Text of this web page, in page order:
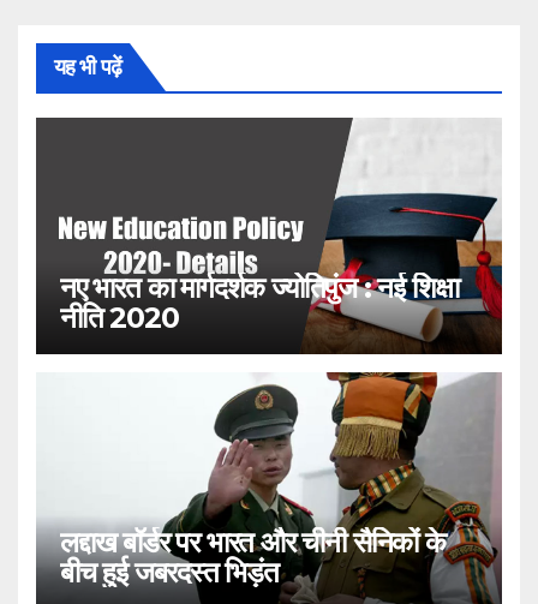
यह भी पढ़ें
नए भारत का मार्गदर्शक ज्योतिपुंज : नई शिक्षा
नीति 2020
लद्दाख बॉर्डर पर भारत और चीनी सैनिकों के
बीच हुई जबरदस्त भिड़ंत